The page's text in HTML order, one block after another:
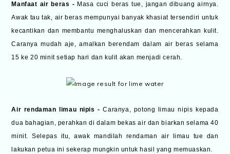
Manfaat air beras - Masa cuci beras tue, jangan dibuang airnya.
Awak tau tak, air beras mempunyai banyak khasiat tersendiri untuk
kecantikan dan membantu menghaluskan dan mencerahkan kulit.
Caranya mudah aje, amalkan berendam dalam air beras selama
15 ke 20 minit setiap hari dan kulit akan menjadi cerah.
Air rendaman limau nipis - Caranya, potong limau nipis kepada
dua bahagian, perahkan di dalam bekas air dan biarkan selama 40
minit. Selepas itu, awak mandilah rendaman air limau tue dan
lakukan petua ini sekerap mungkin untuk hasil yang memuaskan.